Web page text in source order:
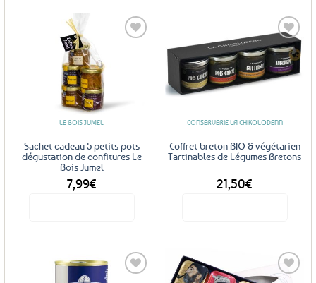
LE BOIS JUMEL
Sachet cadeau 5 petits pots
dégustation de confitures Le
Bois Jumel
7,99€
Ajouter
aux
CONSERVERIE LA CHIKOLODENN
Coffret breton BIO & végétarien
Tartinables de Légumes Bretons
21,50€